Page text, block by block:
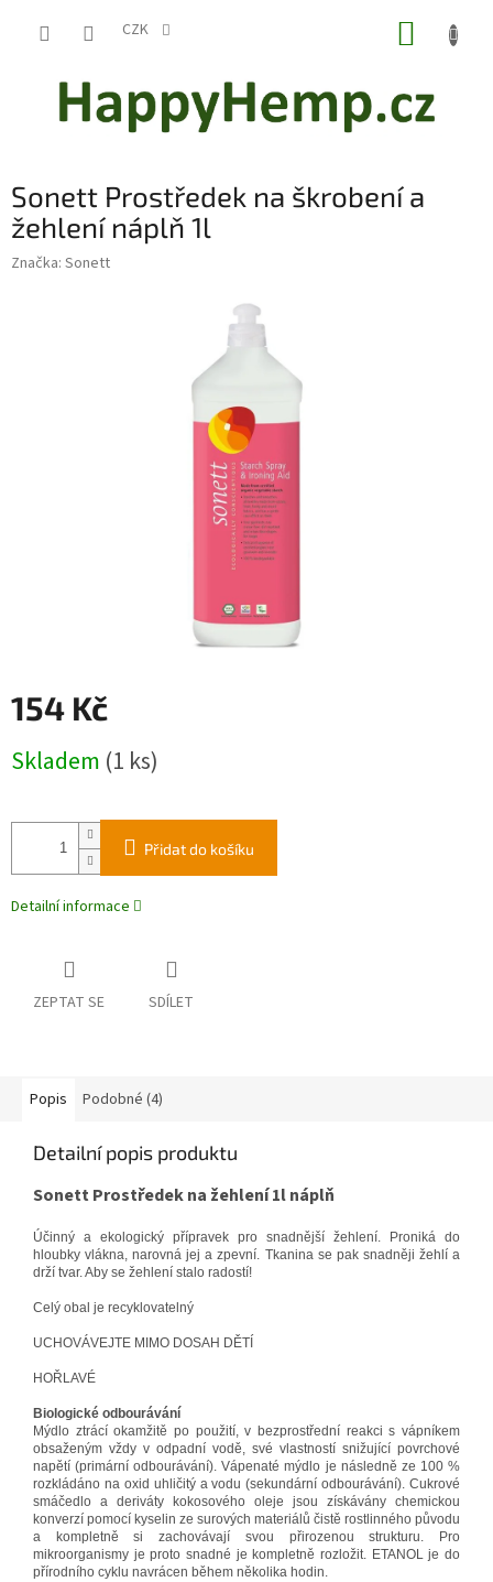
CZK
Sonett Prostředek na škrobení a
žehlení náplň 1l
Značka: Sonett
154 Kč
cena:
Skladem (1 ks)
Přidat do košíku
Detailní informace
ZEPTAT SE SDÍLET
Popis Podobné (4)
Detailní popis produktu
Sonett Prostředek na žehlení 1l náplň
Účinný a ekologický přípravek pro snadnější žehlení. Proniká do
hloubky vlákna, narovná jej a zpevní. Tkanina se pak snadněji žehlí a
drží tvar. Aby se žehlení stalo radostí!
Celý obal je recyklovatelný
UCHOVÁVEJTE MIMO DOSAH DĚTÍ
HOŘLAVÉ
Biologické odbourávání
Mýdlo ztrácí okamžitě po použití, v bezprostřední reakci s vápníkem
obsaženým vždy v odpadní vodě, své vlastností snižující povrchové
napětí (primární odbourávání). Vápenaté mýdlo je následně ze 100 %
rozkládáno na oxid uhličitý a vodu (sekundární odbourávání). Cukrové
smáčedlo a deriváty kokosového oleje jsou získávány chemickou
konverzí pomocí kyselin ze surových materiálů čistě rostlinného původu
a kompletně si zachovávají svou přirozenou strukturu. Pro
mikroorganismy je proto snadné je kompletně rozložit. ETANOL je do
přírodního cyklu navrácen během několika hodin.